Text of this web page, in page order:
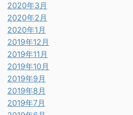
2020年3月
2020年2月
2020年1月
2019年12月
2019年11月
2019年10月
2019年9月
2019年8月
2019年7月